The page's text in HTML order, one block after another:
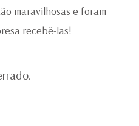
maravilhosas e foram
recebê-las!